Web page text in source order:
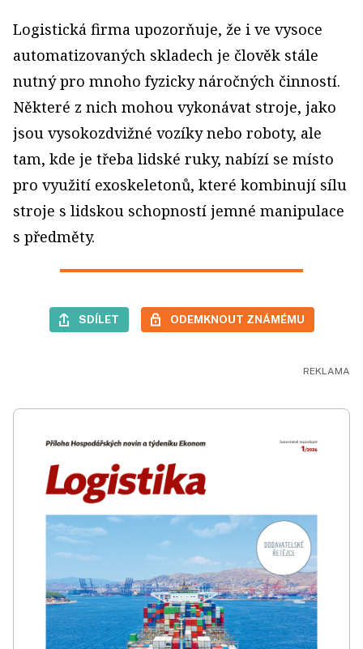
Logistická firma upozorňuje, že i ve vysoce
automatizovaných skladech je člověk stále
nutný pro mnoho fyzicky náročných činností.
Některé z nich mohou vykonávat stroje, jako
jsou vysokozdvižné vozíky nebo roboty, ale
tam, kde je třeba lidské ruky, nabízí se místo
pro využití exoskeletonů, které kombinují sílu
stroje s lidskou schopností jemné manipulace
s předměty.
SDÍLET ODEMKNOUT ZNÁMÉMU